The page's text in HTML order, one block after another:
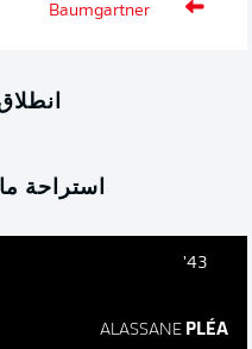
استراحة
43'
ALASSANE PLÉA